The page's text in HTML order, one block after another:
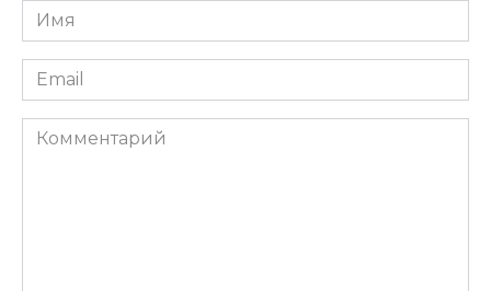
Имя
*
Email
*
Комментарий